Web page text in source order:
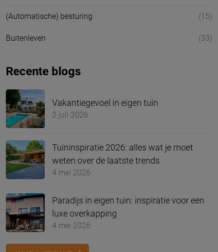
(Automatische) besturing (15)
Buitenleven (33)
Recente blogs
Vakantiegevoel in eigen tuin
2 juli 2026
Tuininspiratie 2026: alles wat je moet
weten over de laatste trends
4 mei 2026
Paradijs in eigen tuin: inspiratie voor een
luxe overkapping
4 mei 2026